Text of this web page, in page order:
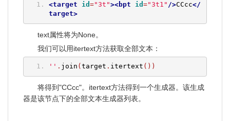
<target id ="3t"><bpt id ="3t1" />CCcc</
target>
text属性将为None。
我们可以用itertext方法获取全部文本：
'' . join ( target . itertext ())
将得到"CCcc"。itertext方法得到一个生成器。该生成
器是该节点下的全部文本生成器列表。